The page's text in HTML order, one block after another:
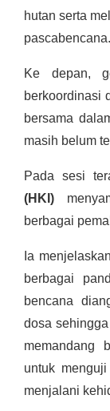
hutan serta
pascabencana.
Ke depan,
berkoordinasi
bersama
masih belum
Pada sesi
(HKI)
berbagai
Ia
berbagai
bencana
dosa
memandang
untuk
menjalani